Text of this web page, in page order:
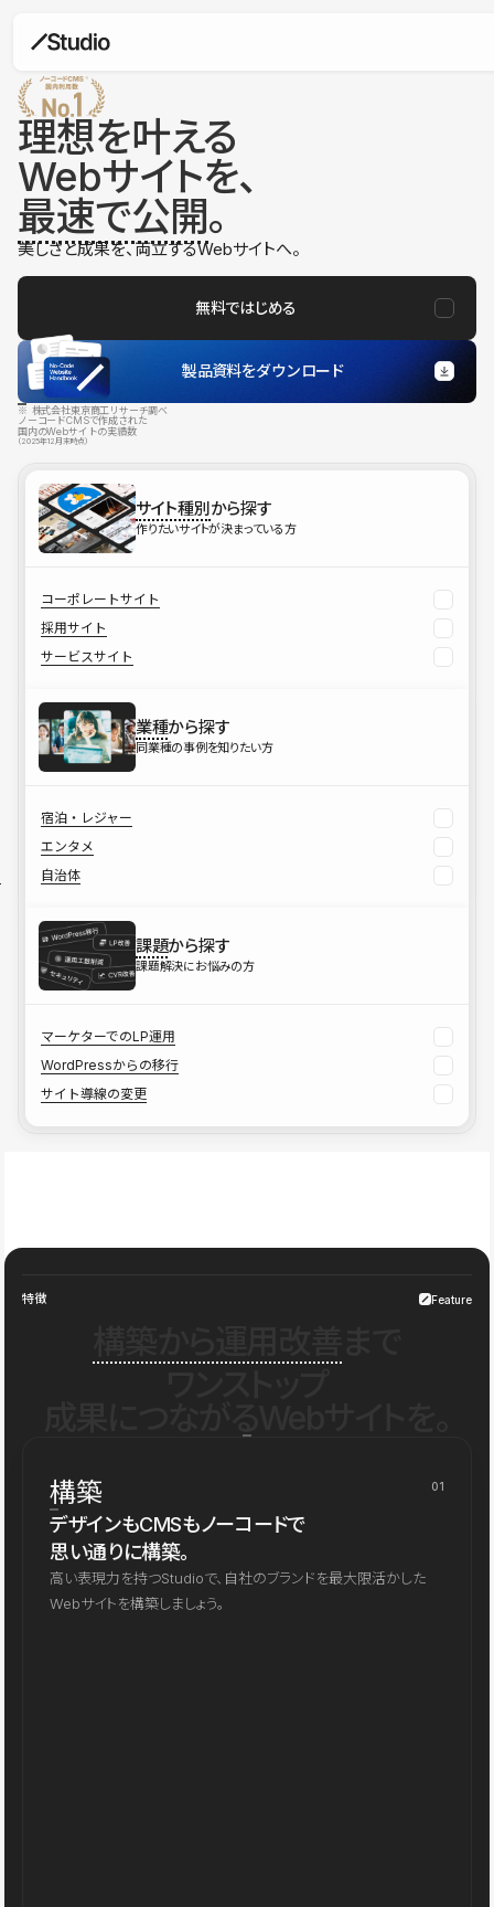
理想を叶える
Webサイトを、
最速で公開。
美しさと成果を、両立するWebサイトへ。
無料ではじめる
製品資料をダウンロード
※ 株式会社東京商工リサーチ調べ
ノーコードCMSで作成された
国内のWebサイトの実績数
（2025年12月末時点）
サイト種別から探す
作りたいサイトが決まっている方
コーポレートサイト
採用サイト
サービスサイト
業種から探す
同業種の事例を知りたい方
宿泊・レジャー
エンタメ
自治体
課題から探す
課題解決にお悩みの方
マーケターでのLP運用
WordPressからの移行
サイト導線の変更
特徴 Feature
構築 01
デザインもCMSもノーコードで
思い通りに構築。
高い表現力を持つStudioで、自社のブランドを最大限活かした
Webサイトを構築しましょう。